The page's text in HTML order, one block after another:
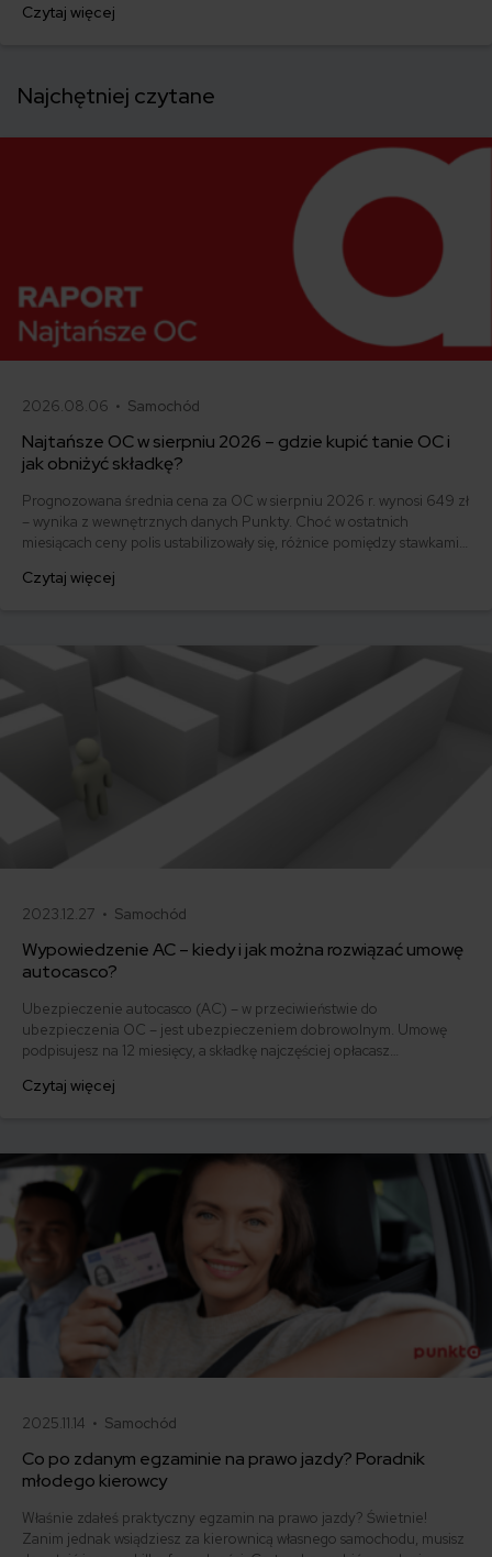
roku.
Czytaj więcej
Najchętniej czytane
2026.08.06 • Samochód
Najtańsze OC w sierpniu 2026 – gdzie kupić tanie OC i
jak obniżyć składkę?
Prognozowana średnia cena za OC w sierpniu 2026 r. wynosi 649 zł
– wynika z wewnętrznych danych Punkty. Choć w ostatnich
miesiącach ceny polis ustabilizowały się, różnice pomiędzy stawkami
500 zł, inni – powyżej 1500 zł. Gdzie znaleźć najtańsze OC w Polsce
Czytaj więcej
2023.12.27 • Samochód
Wypowiedzenie AC – kiedy i jak można rozwiązać umowę
autocasco?
Ubezpieczenie autocasco (AC) – w przeciwieństwie do
ubezpieczenia OC – jest ubezpieczeniem dobrowolnym. Umowę
podpisujesz na 12 miesięcy, a składkę najczęściej opłacasz
ofertę lub zdecydowałeś się sprzedać samochód w trakcie trwania
Czytaj więcej
2025.11.14 • Samochód
Co po zdanym egzaminie na prawo jazdy? Poradnik
młodego kierowcy
Właśnie zdałeś praktyczny egzamin na prawo jazdy? Świetnie!
Zanim jednak wsiądziesz za kierownicą własnego samochodu, musisz